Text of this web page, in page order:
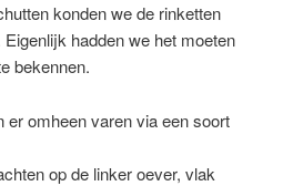
konden we de rinketten
hadden we het moeten
bekennen.
omheen varen via een soort
op de linker oever, vlak